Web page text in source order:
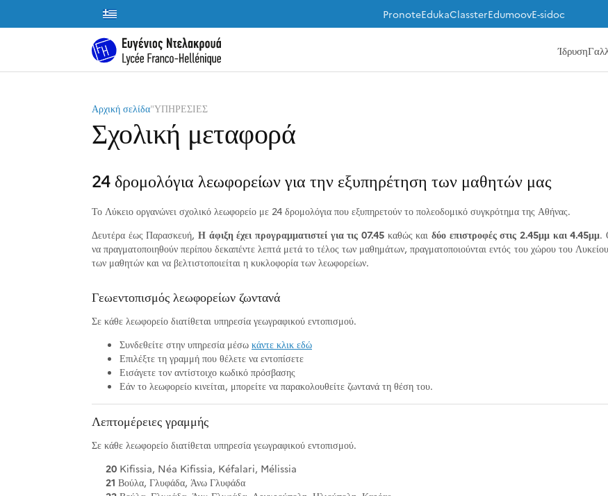
PronoteEdukaClassterEdumoovE-sidoc
Ίδρυση
Αρχική σελίδα"ΥΠΗΡΕΣΙΕΣ
Σχολική μεταφορά
24 δρομολόγια λεωφορείων για την εξυπηρέτηση των μαθητών μας
Το Λύκειο οργανώνει σχολικό λεωφορείο με 24 δρομολόγια που εξυπηρετούν το πολεοδομικό συγκρότημα της Αθήνας.
Δευτέρα έως Παρασκευή, Η άφιξη έχει προγραμματιστεί για τις 07.45 καθώς και δύο επιστροφές στις 2.45μμ και 4.45μμ.
να πραγματοποιηθούν περίπου δεκαπέντε λεπτά μετά το τέλος των μαθημάτων, πραγματοποιούνται εντός του χώρου του
των μαθητών και να βελτιστοποιείται η κυκλοφορία των λεωφορείων.
Γεωεντοπισμός λεωφορείων ζωντανά
Σε κάθε λεωφορείο διατίθεται υπηρεσία γεωγραφικού εντοπισμού.
Συνδεθείτε στην υπηρεσία μέσω κάντε κλικ εδώ
Επιλέξτε τη γραμμή που θέλετε να εντοπίσετε
Εισάγετε τον αντίστοιχο κωδικό πρόσβασης
Εάν το λεωφορείο κινείται, μπορείτε να παρακολουθείτε ζωντανά τη θέση του.
Λεπτομέρειες γραμμής
Σε κάθε λεωφορείο διατίθεται υπηρεσία γεωγραφικού εντοπισμού.
20 Kifissia, Néa Kifissia, Kéfalari, Mélissia
21 Βούλα, Γλυφάδα, Άνω Γλυφάδα